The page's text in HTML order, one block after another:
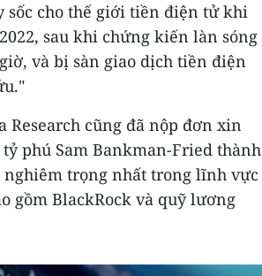
sốc cho thế giới tiền điện tử khi
sau khi chứng kiến làn sóng
và bị sàn giao dịch tiền điện
Research cũng đã nộp đơn xin
phú Sam Bankman-Fried thành
trọng nhất trong lĩnh vực
gồm BlackRock và quỹ lương